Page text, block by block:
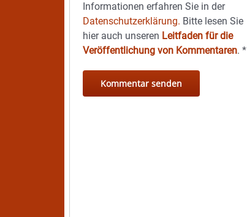
Informationen erfahren Sie in der
Datenschutzerklärung. Bitte lesen Sie
hier auch unseren Leitfaden für die
Veröffentlichung von Kommentaren.*